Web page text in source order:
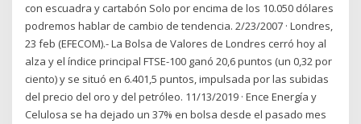
con escuadra y cartabón Solo por encima de los 10.050 dólares
podremos hablar de cambio de tendencia. 2/23/2007 · Londres,
23 feb (EFECOM).- La Bolsa de Valores de Londres cerró hoy al
alza y el índice principal FTSE-100 ganó 20,6 puntos (un 0,32 por
ciento) y se situó en 6.401,5 puntos, impulsada por las subidas
del precio del oro y del petróleo. 11/13/2019 · Ence Energía y
Celulosa se ha dejado un 37% en bolsa desde el pasado mes